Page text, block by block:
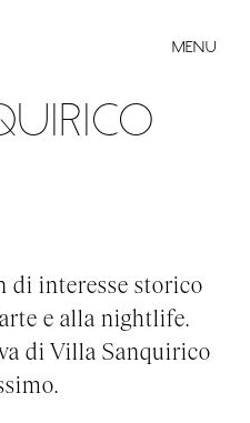
MENU
di interesse storico
e alla nightlife.
di Villa Sanquirico